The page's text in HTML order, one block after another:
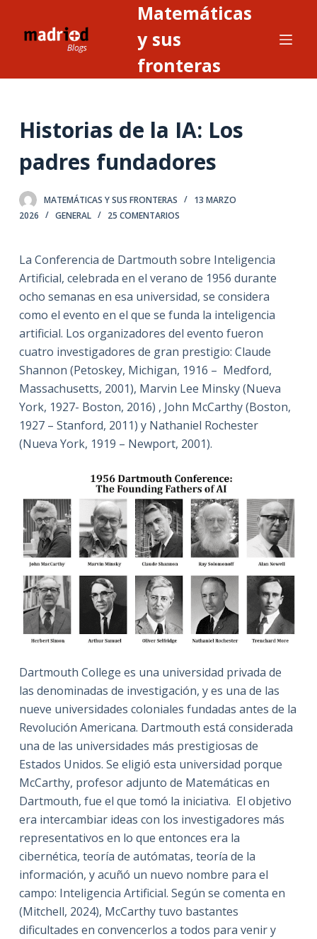
n
n
d
o
Matemáticas
y sus
fronteras
Historias de la IA: Los
padres fundadores
MATEMÁTICAS Y SUS FRONTERAS
13 MARZO
2026
GENERAL 25 COMENTARIOS
La Conferencia de Dartmouth sobre Inteligencia
Artificial, celebrada en el verano de 1956 durante
ocho semanas en esa universidad, se considera
como el evento en el que se funda la inteligencia
artificial. Los organizadores del evento fueron
cuatro investigadores de gran prestigio: Claude
Shannon (Petoskey, Michigan, 1916 – Medford,
Massachusetts, 2001), Marvin Lee Minsky (Nueva
York, 1927- Boston, 2016) , John McCarthy (Boston,
1927 – Stanford, 2011) y Nathaniel Rochester
(Nueva York, 1919 – Newport, 2001).
Dartmouth College es una universidad privada de
las denominadas de investigación, y es una de las
nueve universidades coloniales fundadas antes de la
Revolución Americana. Dartmouth está considerada
una de las universidades más prestigiosas de
Estados Unidos. Se eligió esta universidad porque
McCarthy, profesor adjunto de Matemáticas en
Dartmouth, fue el que tomó la iniciativa. El objetivo
era intercambiar ideas con los investigadores más
representativos en lo que entonces era la
cibernética, teoría de autómatas, teoría de la
información, y acuñó un nuevo nombre para el
campo: Inteligencia Artificial. Según se comenta en
(Mitchell, 2024), McCarthy tuvo bastantes
dificultades en convencerlos a todos para venir y